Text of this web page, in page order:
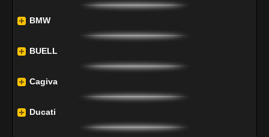
BMW
BUELL
Cagiva
Ducati